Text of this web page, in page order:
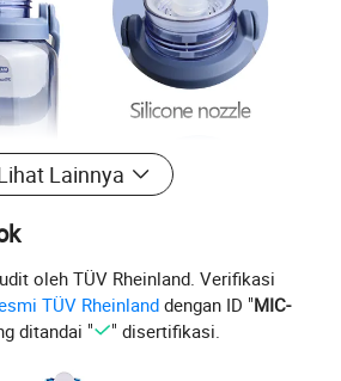
Lainnya
oleh TÜV Rheinland. Verifikasi
TÜV Rheinland dengan ID "MIC-
ditandai " " disertifikasi.